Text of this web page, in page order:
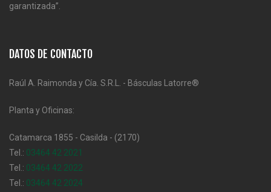
garantizada”.
DATOS DE CONTACTO
Raúl A. Raimonda y Cía. S.R.L. - Básculas Latorre®
Planta y Oficinas:
Catamarca 1855 - Casilda - (2170)
Tel.: 03464 42 2021
Tel.: 03464 42 2022
Tel.: 03464 42 2024